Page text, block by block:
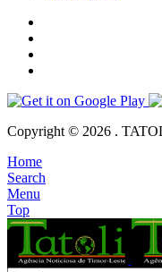
Copyright © 2026 .
Home
Search
Menu
Top